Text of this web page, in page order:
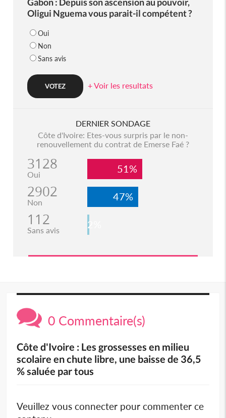
Oligui Nguema vous parait-il compétent ?
Oui
Non
Sans avis
+ Voir les resultats
DERNIER SONDAGE
Côte d'Ivoire: Etes-vous surpris par le non-
renouvellement du contrat de Emerse Faé ?
3128
Oui 51%
2902
Non 47%
112
Sans avis 2%
0 Commentaire(s)
Côte d'Ivoire : Les grossesses en milieu
scolaire en chute libre, une baisse de 36,5
% saluée par tous
Veuillez vous connecter pour commenter ce